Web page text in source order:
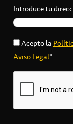
Introduce tu
Acepto la
Aviso Legal*